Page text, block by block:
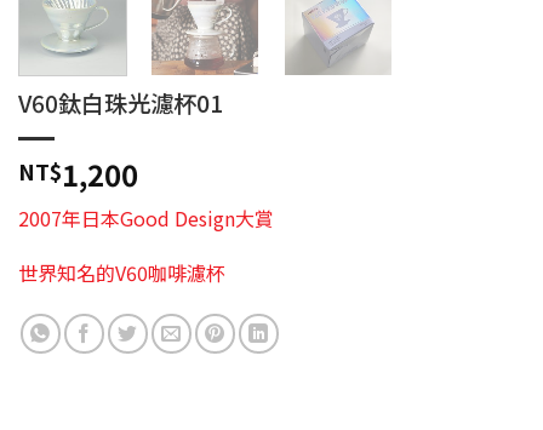
V60鈦白珠光濾杯01
NT$1,200
2007年日本Good Design大賞
世界知名的V60咖啡濾杯